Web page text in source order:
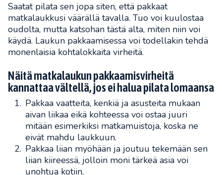
Saatat pilata sen jopa siten, että pakkaat
matkalaukkusi väärällä tavalla. Tuo voi kuulostaa
oudolta, mutta katsohan tästä alta, miten niin voi
käydä. Laukun pakkaamisessa voi todellakin tehdä
monenlaisia kohtalokkaita virheitä.
Näitä matkalaukun pakkaamisvirheitä
kannattaa vältellä, jos ei halua pilata lomaansa
Pakkaa vaatteita, kenkiä ja asusteita mukaan
aivan liikaa eikä kohteessa voi ostaa juuri
mitään esimerkiksi matkamuistoja, koska ne
eivät mahdu laukkuun.
Pakkaa liian myöhään ja joutuu tekemään sen
liian kiireessä, jolloin moni tärkeä asia voi
unohtua kotiin.